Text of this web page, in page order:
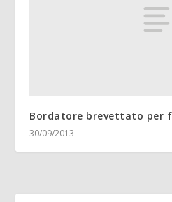
Bordatore brevettato per
30/09/2013